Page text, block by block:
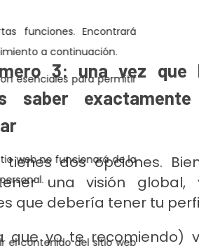
en analytics
3: una vez que
saber
tienes dos opciones.
una visión
que debería tener tu
que yo te recomiendo)